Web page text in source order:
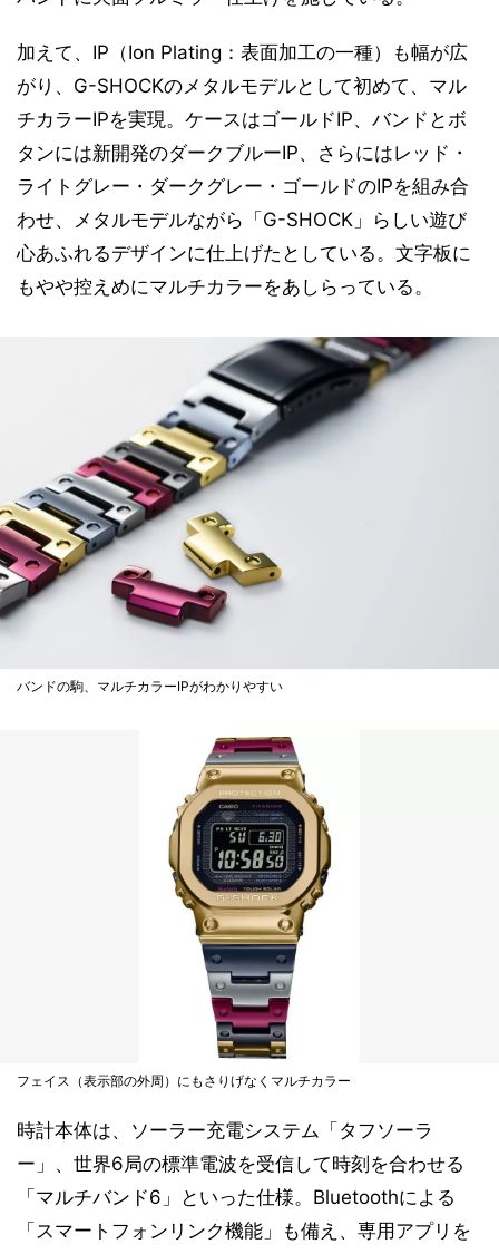
加えて、IP（Ion Plating：表面加工の一種）も幅が広
がり、G-SHOCKのメタルモデルとして初めて、マル
チカラーIPを実現。ケースはゴールドIP、バンドとボ
タンには新開発のダークブルーIP、さらにはレッド・
ライトグレー・ダークグレー・ゴールドのIPを組み合
わせ、メタルモデルながら「G-SHOCK」らしい遊び
心あふれるデザインに仕上げたとしている。文字板に
もやや控えめにマルチカラーをあしらっている。
バンドの駒、マルチカラーIPがわかりやすい
フェイス（表示部の外周）にもさりげなくマルチカラー
時計本体は、ソーラー充電システム「タフソーラ
ー」、世界6局の標準電波を受信して時刻を合わせる
「マルチバンド6」といった仕様。Bluetoothによる
「スマートフォンリンク機能」も備え、専用アプリを